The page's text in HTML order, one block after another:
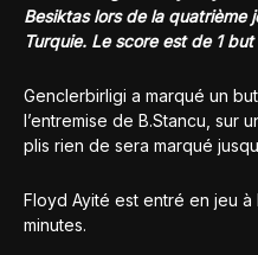
Besiktas lors de la quatrième
Turquie. Le score est de 1
Genclerbirligi a marqué un
l’entremise de B.Stancu, sur
plis rien de sera marqué
Floyd Ayité est entré en jeu
minutes.